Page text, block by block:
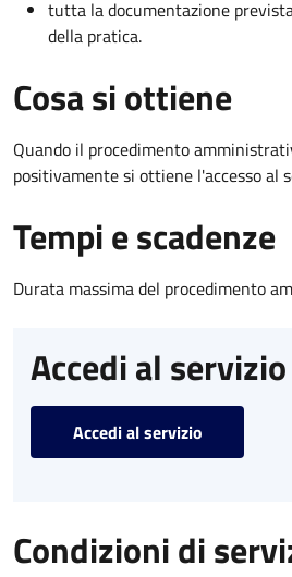
tutta la documentazione
della pratica.
Cosa si ottiene
Quando il procedimento
positivamente si ottiene l'accesso al
Tempi e scadenze
Durata massima del procedimento
Accedi al servizio
Accedi al servizio
Condizioni di